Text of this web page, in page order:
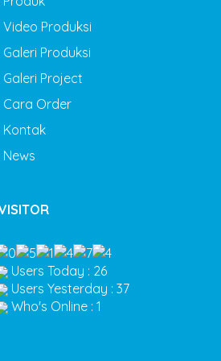
Video Produksi
Galeri Produksi
Galeri Project
Cara Order
Kontak
News
Users Today : 26
Users Yesterday : 37
Who's Online : 1